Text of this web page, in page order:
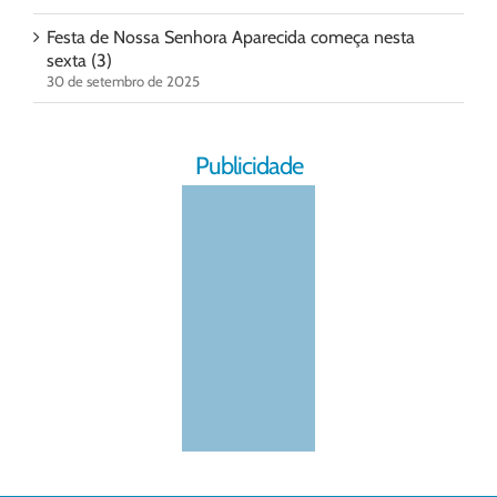
Festa de Nossa Senhora Aparecida começa nesta
sexta (3)
30 de setembro de 2025
Publicidade